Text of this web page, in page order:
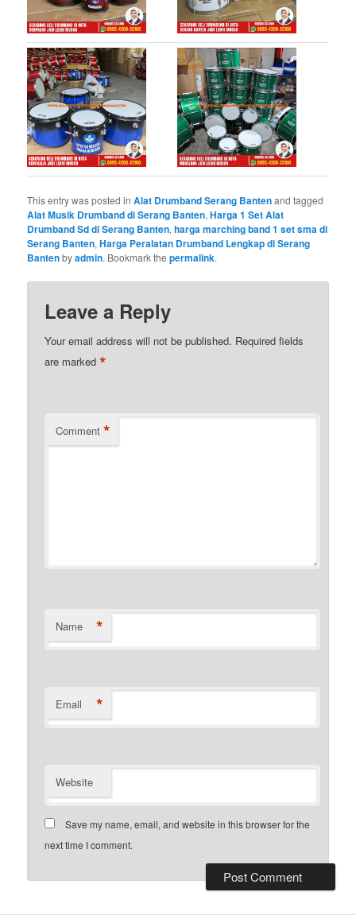
This entry was posted inAlat Drumband Serang Bantenand tagged
Alat Musik Drumband di Serang Banten,Harga 1 Set Alat
Drumband Sd di Serang Banten,harga marching band 1 set sma di
Serang Banten,Harga Peralatan Drumband Lengkap di Serang
Bantenbyadmin. Bookmark thepermalink.
Leave a Reply
Your email address will not be published. Required fields
are marked*
Comment *
Name *
Email *
Website
Save my name, email, and website in this browser for the
next time I comment.